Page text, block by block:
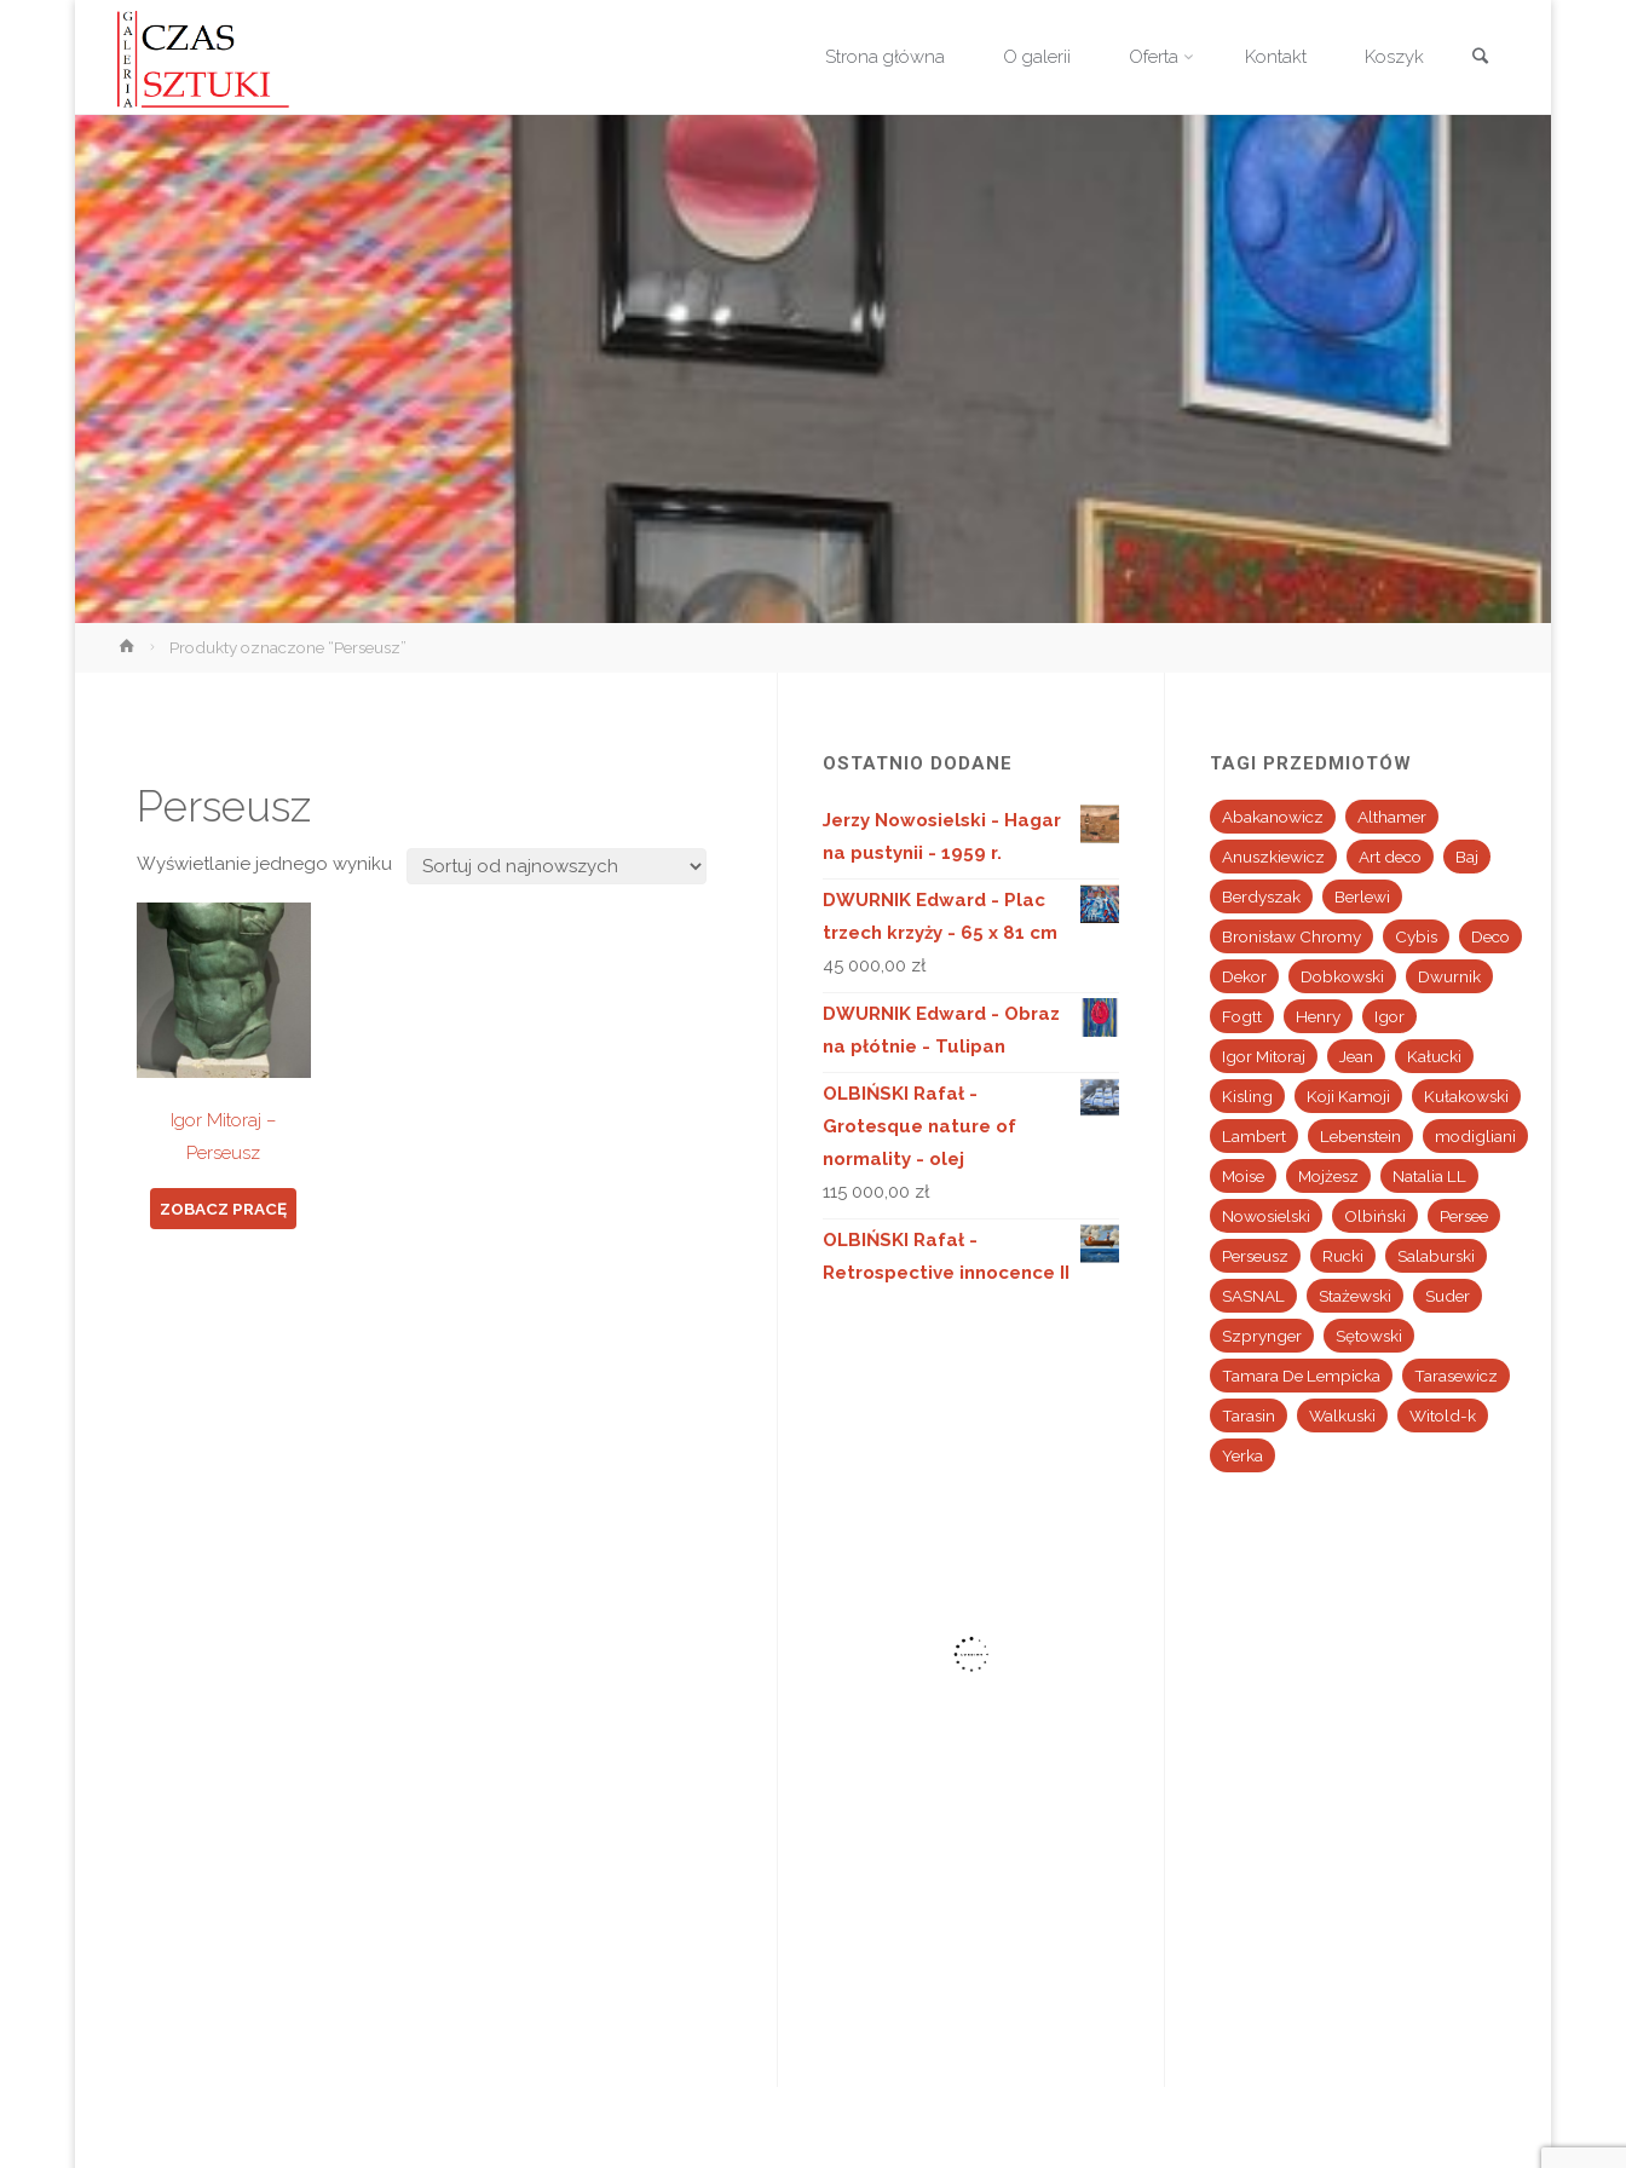
Strona główna O galerii Oferta Kontakt Koszyk
StronaProdukty oznaczone “Perseusz”
Perseusz
Wyświetlanie jednego wyniku
Igor Mitoraj –
Perseusz
ZOBACZ PRACĘ
OSTATNIO DODANE
Jerzy Nowosielski - Hagar
na pustynii - 1959 r.
DWURNIK Edward - Plac
trzech krzyży - 65 x 81 cm
45 000,00 zł
DWURNIK Edward - Obraz
na płótnie - Tulipan
OLBIŃSKI Rafał -
Grotesque nature of
normality - olej
115 000,00 zł
OLBIŃSKI Rafał -
Retrospective innocence II
TAGI PRZEDMIOTÓW
Abakanowicz Althamer
Anuszkiewicz Art deco Baj
Berdyszak Berlewi
Bronisław Chromy Cybis Deco
Dekor Dobkowski Dwurnik
Fogtt Henry Igor
Igor Mitoraj Jean Kałucki
Kisling Koji Kamoji Kułakowski
Lambert Lebenstein modigliani
Moise Mojżesz Natalia LL
Nowosielski Olbiński Persee
Perseusz Rucki Salaburski
SASNAL Stażewski Suder
Szprynger Sętowski
Tamara De Lempicka Tarasewicz
Tarasin Walkuski Witold-k
Yerka